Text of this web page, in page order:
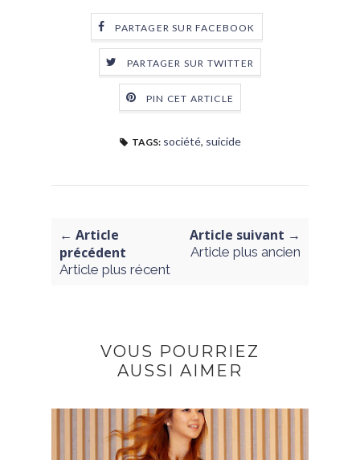
PARTAGER SUR FACEBOOK
PARTAGER SUR TWITTER
PIN CET ARTICLE
TAGS: société, suicide
← Article
précédent
Article plus récent
Article suivant →
Article plus ancien
VOUS POURRIEZ
AUSSI AIMER